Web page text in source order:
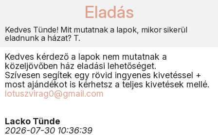
Eladás
Kedves Tünde! Mit mutatnak a lapok, mikor sikerül
eladnunk a házat? T.
Kedves kérdező a lapok nem mutatnak a
közeljövőben ház eladási lehetőséget.
Szívesen segítek egy rövid ingyenes kivetéssel +
most ajándékot is kérhetsz a teljes kivetések mellé.
lotuszvirag0@gmail.com
Lacko Tünde
2026-07-30 10:36:39